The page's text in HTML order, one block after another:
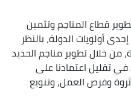
قطاع المناجم وتثمين
أولويات الدولة، بالنظر
من خلال تطوير مناجم الحديد
تقليل اعتمادنا على
وفرص العمل، وتنويع